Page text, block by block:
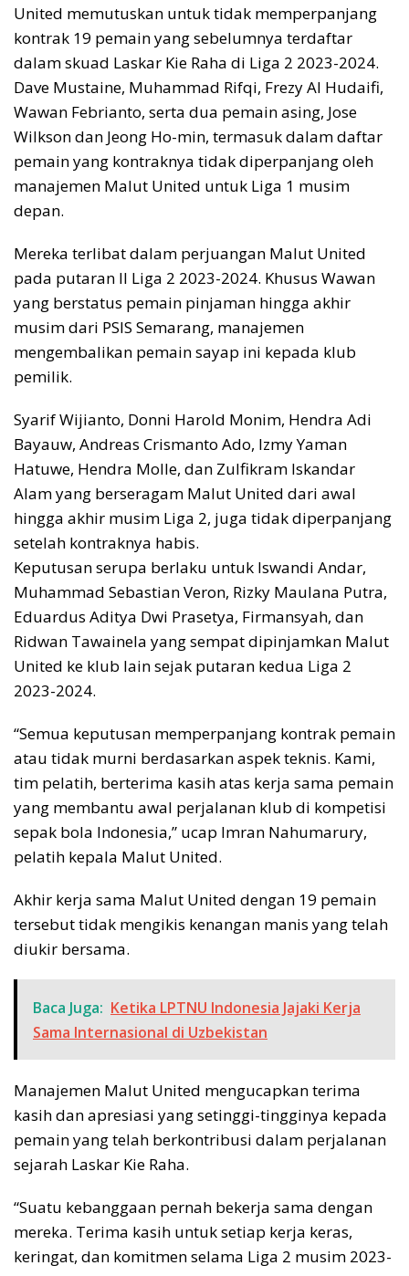
United memutuskan untuk tidak memperpanjang
kontrak 19 pemain yang sebelumnya terdaftar
dalam skuad Laskar Kie Raha di Liga 2 2023-2024.
Dave Mustaine, Muhammad Rifqi, Frezy Al Hudaifi,
Wawan Febrianto, serta dua pemain asing, Jose
Wilkson dan Jeong Ho-min, termasuk dalam daftar
pemain yang kontraknya tidak diperpanjang oleh
manajemen Malut United untuk Liga 1 musim
depan.
Mereka terlibat dalam perjuangan Malut United
pada putaran II Liga 2 2023-2024. Khusus Wawan
yang berstatus pemain pinjaman hingga akhir
musim dari PSIS Semarang, manajemen
mengembalikan pemain sayap ini kepada klub
pemilik.
Syarif Wijianto, Donni Harold Monim, Hendra Adi
Bayauw, Andreas Crismanto Ado, Izmy Yaman
Hatuwe, Hendra Molle, dan Zulfikram Iskandar
Alam yang berseragam Malut United dari awal
hingga akhir musim Liga 2, juga tidak diperpanjang
setelah kontraknya habis.
Keputusan serupa berlaku untuk Iswandi Andar,
Muhammad Sebastian Veron, Rizky Maulana Putra,
Eduardus Aditya Dwi Prasetya, Firmansyah, dan
Ridwan Tawainela yang sempat dipinjamkan Malut
United ke klub lain sejak putaran kedua Liga 2
2023-2024.
“Semua keputusan memperpanjang kontrak pemain
atau tidak murni berdasarkan aspek teknis. Kami,
tim pelatih, berterima kasih atas kerja sama pemain
yang membantu awal perjalanan klub di kompetisi
sepak bola Indonesia,” ucap Imran Nahumarury,
pelatih kepala Malut United.
Akhir kerja sama Malut United dengan 19 pemain
tersebut tidak mengikis kenangan manis yang telah
diukir bersama.
Baca Juga: Ketika LPTNU Indonesia Jajaki Kerja
Sama Internasional di Uzbekistan
Manajemen Malut United mengucapkan terima
kasih dan apresiasi yang setinggi-tingginya kepada
pemain yang telah berkontribusi dalam perjalanan
sejarah Laskar Kie Raha.
“Suatu kebanggaan pernah bekerja sama dengan
mereka. Terima kasih untuk setiap kerja keras,
keringat, dan komitmen selama Liga 2 musim 2023-